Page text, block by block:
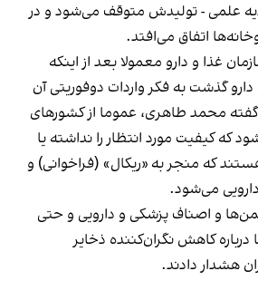
علمی - تولیدش متوقف می‌شود و در
اتفاق می‌افتد.
غذا و دارو معمولا بعد از اینکه
گذشت به فکر واردات دوفوریتی آن
گفته محمد طاهری، عموما از کشورهای
که کیفیت مورد انتظار را نداشته یا
که منجر به «ریکال» (فراخوانی) و
دارویی می‌شود.
و اصناف پزشکی و دارویی و حتی
کاهش نگران‌کننده ذخایر
هشدار دادند.